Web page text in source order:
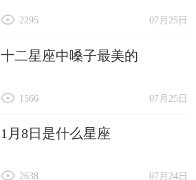
07月25日
2295
十二星座中嗓子最美的
07月25日
1566
1月8日是什么星座
07月24日
2638